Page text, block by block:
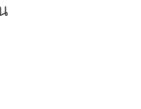
กายแบบ
หนดีที่สุด